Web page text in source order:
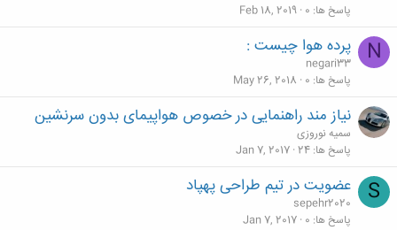
پاسخ ها 0
Feb 18, 2019
N پرده هوا چیست :
negari33
پاسخ ها 0
May 26, 2018
نیاز مند راهنمایی در خصوص هواپیمای بدون سرنشین
سمیه نوروزی
پاسخ ها 24
Jan 7, 2017
S عضویت در تیم طراحی پهپاد
sepehr2020
پاسخ ها 0
Jan 7, 2017